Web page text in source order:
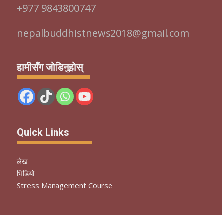
+977 9843800747
nepalbuddhistnews2018@gmail.com
हामीसँग जोडिनुहोस्
Quick Links
लेख
भिडियो
Stress Management Course